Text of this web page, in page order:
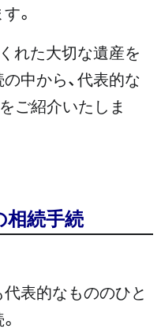
。
れた大切な遺産を
中から、代表的な
ご紹介いたしま
相続手続
表的なもののひと